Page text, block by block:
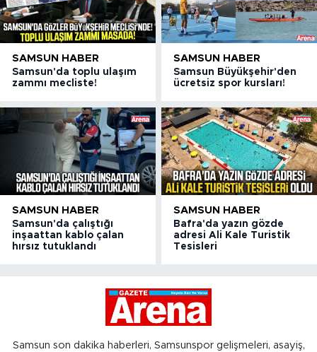
SAMSUN HABER
Samsun'da toplu ulaşım
zammı mecliste!
SAMSUN HABER
Samsun Büyükşehir'den
ücretsiz spor kursları!
SAMSUN HABER
Samsun'da çalıştığı
inşaattan kablo çalan
hırsız tutuklandı
SAMSUN HABER
Bafra'da yazın gözde
adresi Ali Kale Turistik
Tesisleri
Samsun son dakika haberleri, Samsunspor gelişmeleri, asayiş,